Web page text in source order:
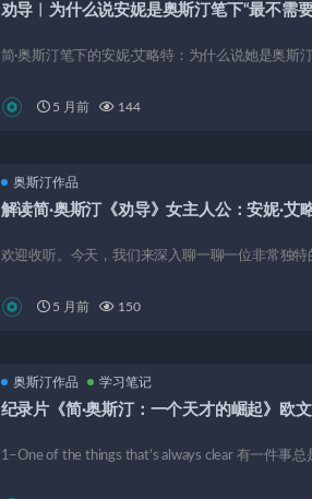
劝导︱为什么说安妮是奥斯汀笔下“最不需
简·奥斯汀笔下的安妮·艾略特：为什么说她是奥
5 月前 144
奥斯汀作品
解读简·奥斯汀《劝导》女主人公：安妮·艾
欢迎收听。今天，我们来深入聊一聊一位非常独
5 月前 150
奥斯汀作品 学习笔记
纪录片《简·奥斯汀：一个天才的崛起》欧
1–One of the things that’s always clear 有一件事总